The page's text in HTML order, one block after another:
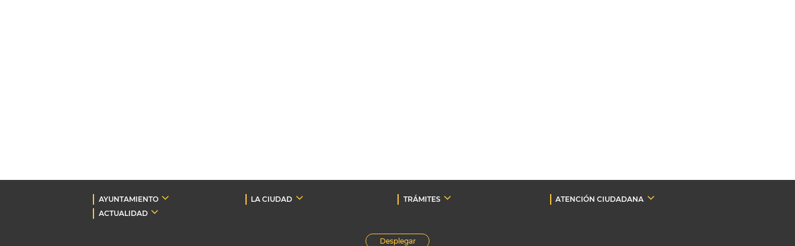
AYUNTAMIENTO LA CIUDAD TRÁMITES
ATENCIÓN CIUDADANA
ACTUALIDAD
Desplegar